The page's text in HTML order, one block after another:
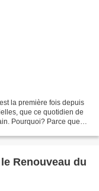
la première fois depuis
que ce quotidien de
Pourquoi? Parce que
Renouveau du